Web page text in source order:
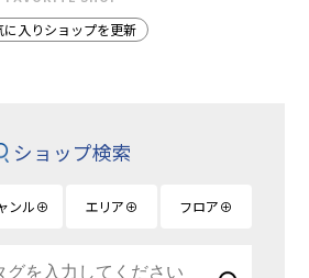
に入りショップを更新
ショップ検索
ンル⊕ エリア⊕ フロア⊕